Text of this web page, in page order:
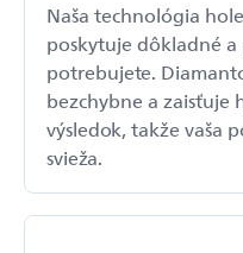
Naša technológia
poskytuje dôkladné
potrebujete.
bezchybne a zaisťuje
výsledok, takže vaša
svieža.